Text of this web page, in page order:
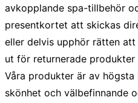
avkopplande spa-tillbehör
presentkortet att skickas
eller delvis upphör rätten
ut för returnerade
Våra produkter är av
skönhet och välbefinnande